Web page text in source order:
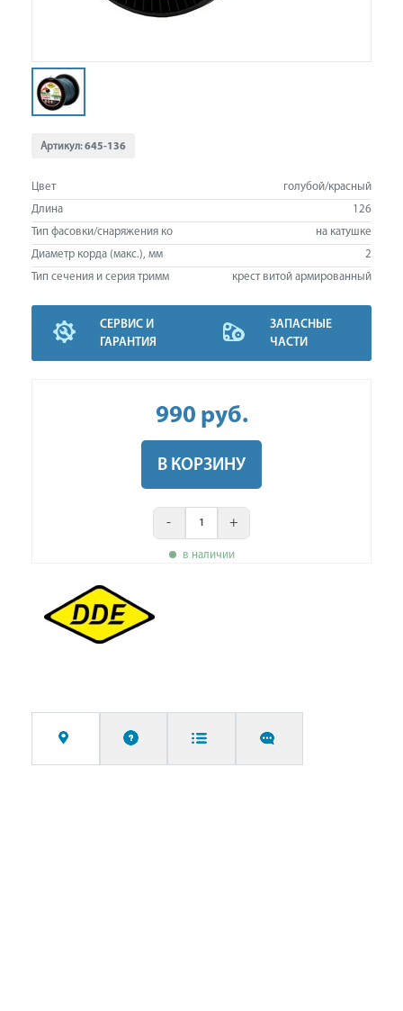
Артикул:645-136
Цвет
голубой/красный
Длина
126
Тип фасовки/снаряжения ко
на катушке
Диаметр корда (макс.), мм
2
Тип сечения и серия тримм
крест витой армированный
СЕРВИС И
ГАРАНТИЯ
ЗАПАСНЫЕ
ЧАСТИ
990 руб.
В КОРЗИНУ
- +
в наличии